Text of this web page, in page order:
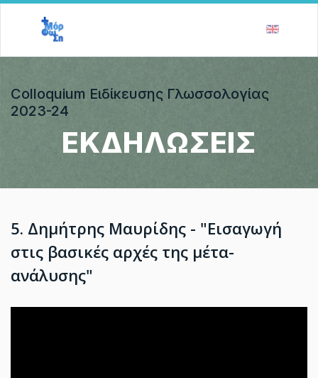
ΕΚΔΗΛΩΣΕΙΣ
Colloquium Ειδίκευσης Γλωσσολογίας
2023-24
5. Δημήτρης Μαυρίδης - "Εισαγωγή
στις βασικές αρχές της μέτα-
ανάλυσης"